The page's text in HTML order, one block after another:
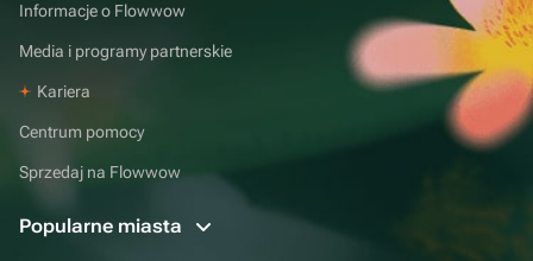
Informacje o Flowwow
Media i programy partnerskie
Kariera
Centrum pomocy
Sprzedaj na Flowwow
Popularne miasta